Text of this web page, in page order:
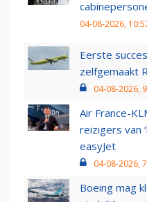
04-08-2026,
Eerste
zelfgemaakt
04-08-2026,
Air France-
reizigers van
easyJet
04-08-2026,
Boeing mag